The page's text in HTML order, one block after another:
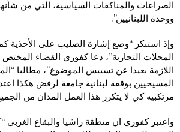
الصراعات والمناكفات السياسية، التي من
ووحدة اللبنانيين”.
وإذ استنكر “وضع إشارة الصليب على الأحذية
المحلات التجارية”، دعا كفوري القضاء المختص
اللازمة بعيدا عن تسييس الموضوع”، مطالبا
المسيحيين بوقفة لبنانية جامعة لرفض هكذا
مرتكبيه كي لا يتكرر هذا العمل المدان من
واعتبر كفوري ان منطقة راشيا والبقاع الغربي